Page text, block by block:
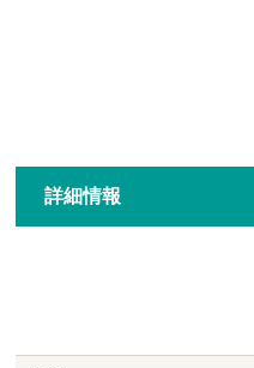
詳細情報